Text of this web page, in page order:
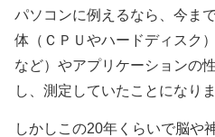
パソコンに例えるなら、今ま
体（ＣＰＵやハードディスク
など）やアプリケーションの
し、測定していたことになりま
しかしこの20年くらいで脳や